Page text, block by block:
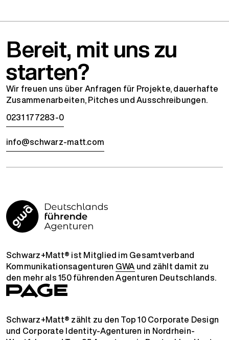
Bereit, mit uns zu
starten?
Wir freuen uns über Anfragen für Projekte, dauerhafte
Zusammenarbeiten, Pitches und Ausschreibungen.
0231 177283-0
info@schwarz-matt.com
Schwarz+Matt® ist Mitglied im Gesamtverband
Kommunikationsagenturen GWA und zählt damit zu
den mehr als 150 führenden Agenturen Deutschlands.
Schwarz+Matt® zählt zu den Top 10 Corporate Design
und Corporate Identity-Agenturen in Nordrhein-